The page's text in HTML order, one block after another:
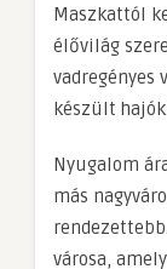
Maszkattól
élővilág
vadregényes
készült
Nyugalom
más
városa,